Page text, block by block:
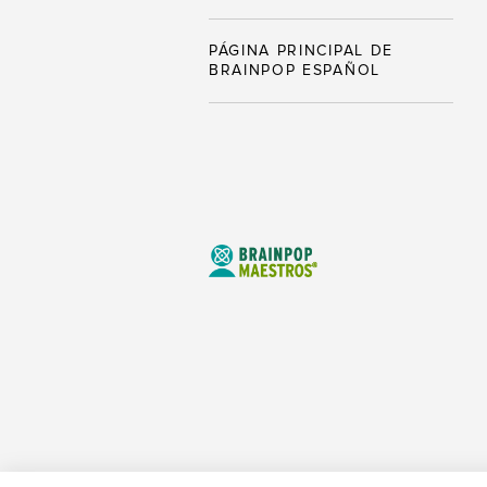
PÁGINA PRINCIPAL DE
BRAINPOP ESPAÑOL